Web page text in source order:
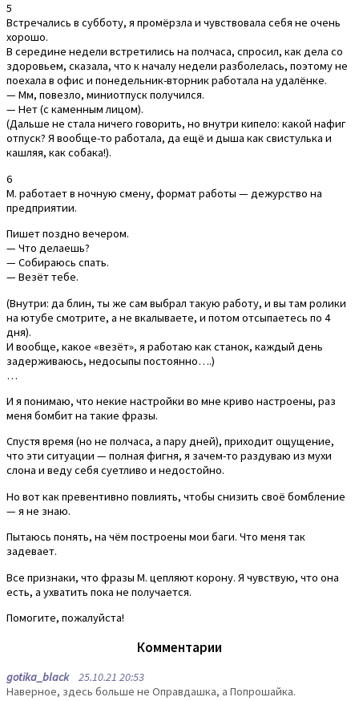
5
Встречались в субботу, я промёрзла и чувствовала себя не очень
хорошо.
В середине недели встретились на полчаса, спросил, как дела со
здоровьем, сказала, что к началу недели разболелась, поэтому не
поехала в офис и понедельник-вторник работала на удалёнке.
— Мм, повезло, миниотпуск получился.
— Нет (с каменным лицом).
(Дальше не стала ничего говорить, но внутри кипело: какой нафиг
отпуск? Я вообще-то работала, да ещё и дыша как свистулька и
кашляя, как собака!).
6
М. работает в ночную смену, формат работы — дежурство на
предприятии.
Пишет поздно вечером.
— Что делаешь?
— Собираюсь спать.
— Везёт тебе.
(Внутри: да блин, ты же сам выбрал такую работу, и вы там ролики
на ютубе смотрите, а не вкалываете, и потом отсыпаетесь по 4
дня).
И вообще, какое «везёт», я работаю как станок, каждый день
задерживаюсь, недосыпы постоянно….)
…
И я понимаю, что некие настройки во мне криво настроены, раз
меня бомбит на такие фразы.
Спустя время (но не полчаса, а пару дней), приходит ощущение,
что эти ситуации — полная фигня, я зачем-то раздуваю из мухи
слона и веду себя суетливо и недостойно.
Но вот как превентивно повлиять, чтобы снизить своё бомбление
— я не знаю.
Пытаюсь понять, на чём построены мои баги. Что меня так
задевает.
Все признаки, что фразы М. цепляют корону. Я чувствую, что она
есть, а ухватить пока не получается.
Помогите, пожалуйста!
Комментарии
gotika_black25.10.21 20:53
Наверное, здесь больше не Оправдашка, а Попрошайка.